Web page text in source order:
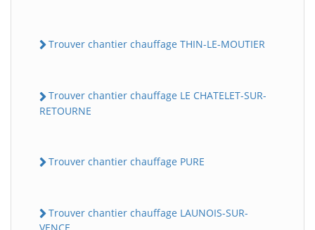
Trouver chantier chauffage THIN-LE-MOUTIER
Trouver chantier chauffage LE CHATELET-SUR-
RETOURNE
Trouver chantier chauffage PURE
Trouver chantier chauffage LAUNOIS-SUR-